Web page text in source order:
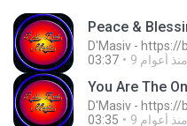
Peace &
D'Masiv -
03:37
9 منذ أعوام
You Are The
D'Masiv -
03:35
9 منذ أعوام